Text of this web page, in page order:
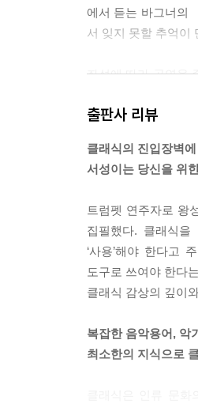
에서 듣는 바그너의
서 잊지 못할 추억이
좌석에 따라 공연을
좋아하는 좌석은 바
고, 다른 하나는 지
적이고 섬세한 음악
에게 자칫 헨델의
지와는 반대로 굉장
「왕궁의 불꽃놀이
라가 동원됐다. 우리
그럼 구체적으로 낭
출판사 리뷰
클래식의 진입장벽
서성이는 당신을 위
트럼펫 연주자로 왕
집필했다. 클래식
‘사용’해야 한다고
도구로 쓰여야 한다
클래식 감상의 깊이
복잡한 음악용어, 악
최소한의 지식으로